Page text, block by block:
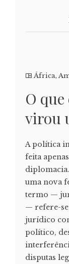
África,
O
virou
A política
feita
uma nova
termo —
— refere-se
jurídico
político,
disputas